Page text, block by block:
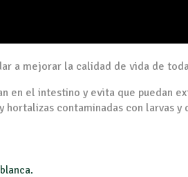
a mejorar la calidad de vida de
en el intestino y evita que puedan
contaminadas con larvas